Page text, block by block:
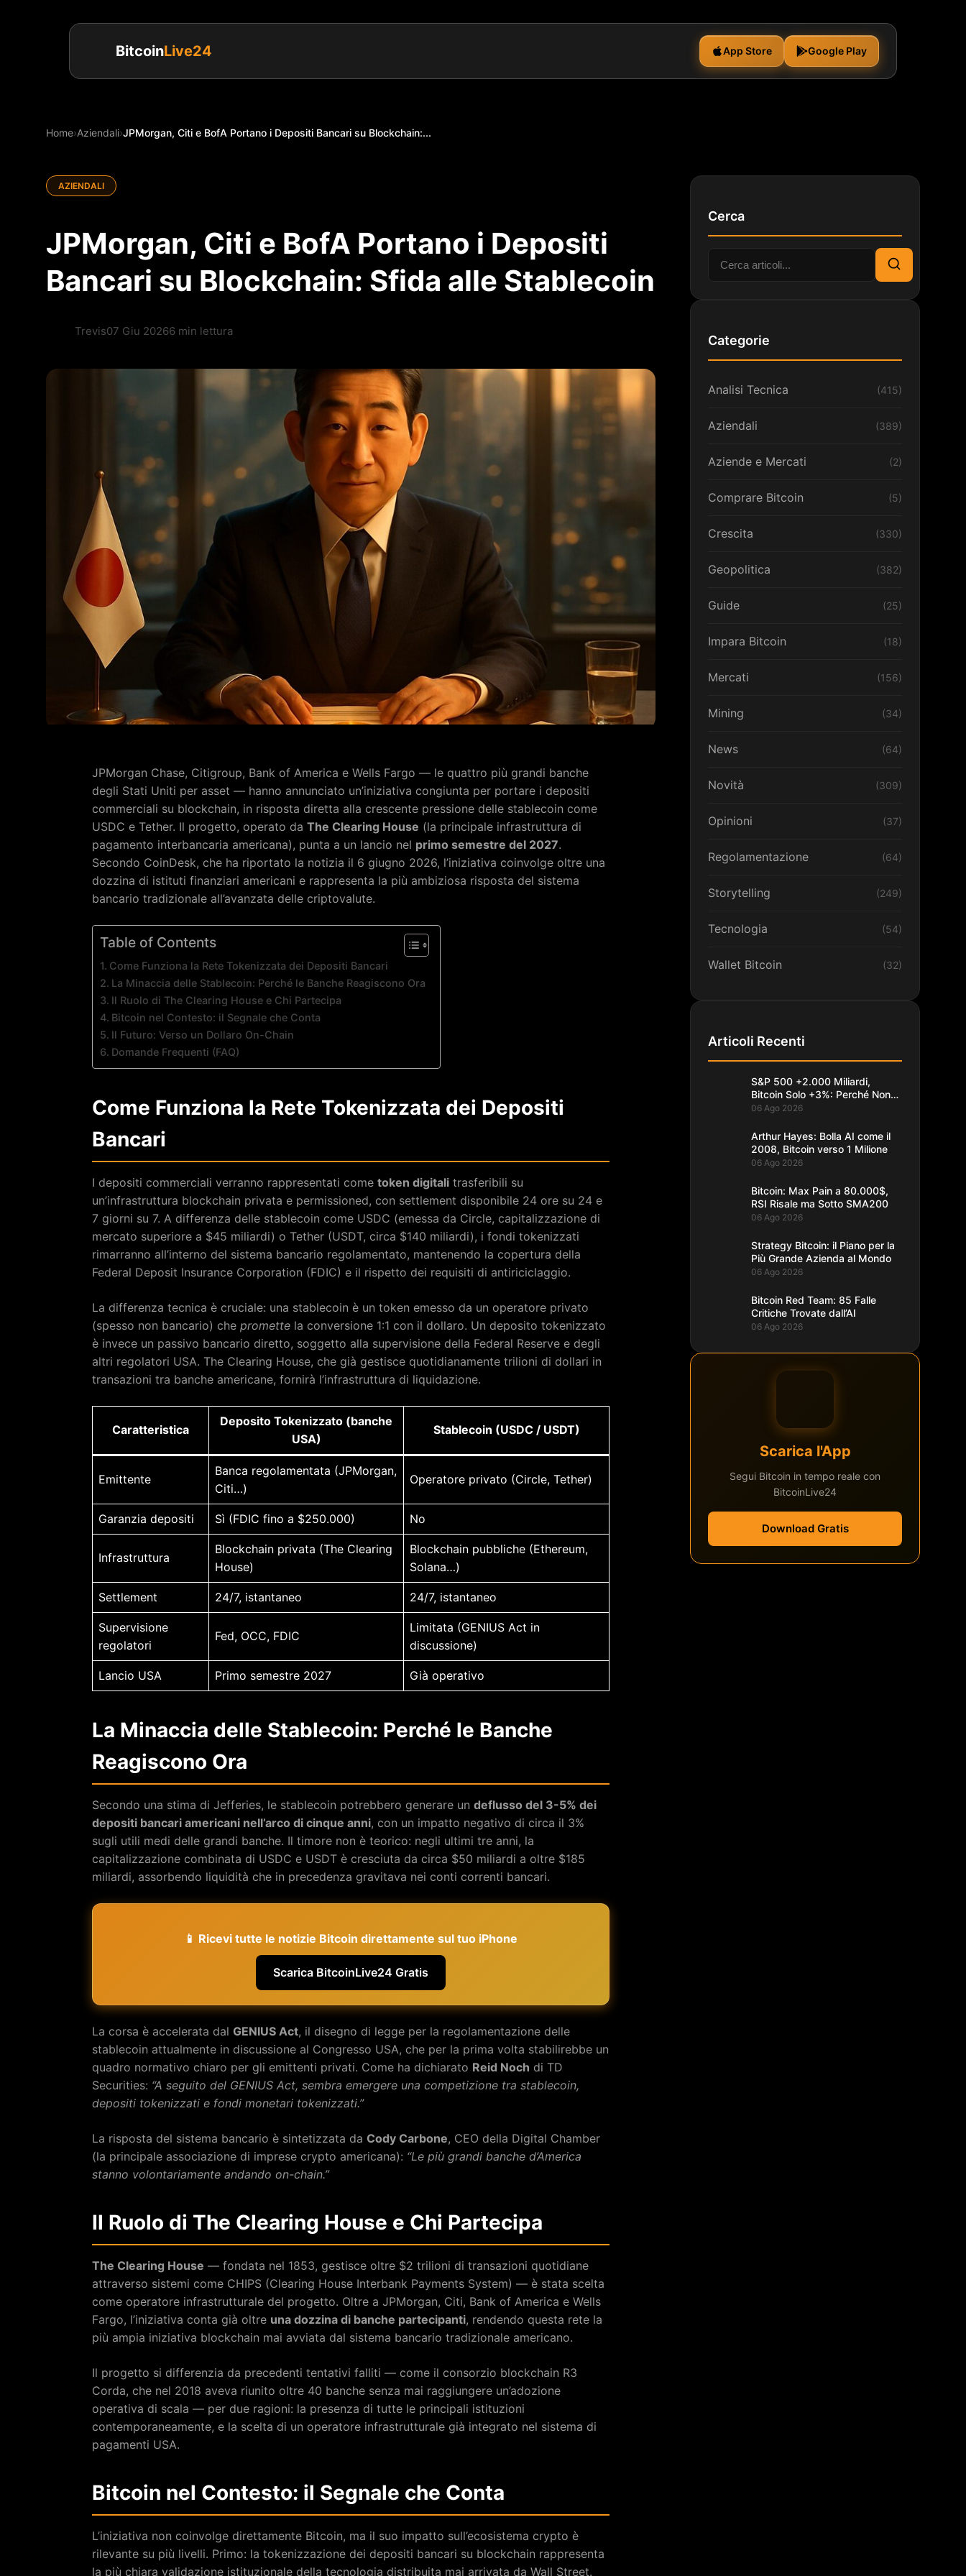
BitcoinLive24 App Store Google Play
Home›Aziendali›JPMorgan, Citi e BofA Portano i Depositi Bancari su Blockchain:...
AZIENDALI
JPMorgan, Citi e BofA Portano i Depositi
Bancari su Blockchain: Sfida alle Stablecoin
Trevis07 Giu 20266 min lettura
JPMorgan Chase, Citigroup, Bank of America e Wells Fargo — le quattro più grandi banche
degli Stati Uniti per asset — hanno annunciato un’iniziativa congiunta per portare i depositi
commerciali su blockchain, in risposta diretta alla crescente pressione delle stablecoin come
USDC e Tether. Il progetto, operato da The Clearing House (la principale infrastruttura di
pagamento interbancaria americana), punta a un lancio nel primo semestre del 2027.
Secondo CoinDesk, che ha riportato la notizia il 6 giugno 2026, l’iniziativa coinvolge oltre una
dozzina di istituti finanziari americani e rappresenta la più ambiziosa risposta del sistema
bancario tradizionale all’avanzata delle criptovalute.
Table of Contents
Come Funziona la Rete Tokenizzata dei Depositi Bancari
La Minaccia delle Stablecoin: Perché le Banche Reagiscono Ora
Il Ruolo di The Clearing House e Chi Partecipa
Bitcoin nel Contesto: il Segnale che Conta
Il Futuro: Verso un Dollaro On-Chain
Domande Frequenti (FAQ)
Come Funziona la Rete Tokenizzata dei Depositi
Bancari
I depositi commerciali verranno rappresentati come token digitali trasferibili su
un’infrastruttura blockchain privata e permissioned, con settlement disponibile 24 ore su 24 e
7 giorni su 7. A differenza delle stablecoin come USDC (emessa da Circle, capitalizzazione di
mercato superiore a $45 miliardi) o Tether (USDT, circa $140 miliardi), i fondi tokenizzati
rimarranno all’interno del sistema bancario regolamentato, mantenendo la copertura della
Federal Deposit Insurance Corporation (FDIC) e il rispetto dei requisiti di antiriciclaggio.
La differenza tecnica è cruciale: una stablecoin è un token emesso da un operatore privato
(spesso non bancario) che promette la conversione 1:1 con il dollaro. Un deposito tokenizzato
è invece un passivo bancario diretto, soggetto alla supervisione della Federal Reserve e degli
altri regolatori USA. The Clearing House, che già gestisce quotidianamente trilioni di dollari in
transazioni tra banche americane, fornirà l’infrastruttura di liquidazione.
Caratteristica
Deposito Tokenizzato (banche
USA)
Stablecoin (USDC / USDT)
Emittente
Banca regolamentata (JPMorgan,
Citi…)
Operatore privato (Circle, Tether)
Garanzia depositi Sì (FDIC fino a $250.000) No
Infrastruttura
Blockchain privata (The Clearing
House)
Blockchain pubbliche (Ethereum,
Solana…)
Settlement 24/7, istantaneo 24/7, istantaneo
Supervisione
regolatori
Fed, OCC, FDIC
Limitata (GENIUS Act in
discussione)
Lancio USA Primo semestre 2027 Già operativo
La Minaccia delle Stablecoin: Perché le Banche
Reagiscono Ora
Secondo una stima di Jefferies, le stablecoin potrebbero generare un deflusso del 3-5% dei
depositi bancari americani nell’arco di cinque anni, con un impatto negativo di circa il 3%
sugli utili medi delle grandi banche. Il timore non è teorico: negli ultimi tre anni, la
capitalizzazione combinata di USDC e USDT è cresciuta da circa $50 miliardi a oltre $185
miliardi, assorbendo liquidità che in precedenza gravitava nei conti correnti bancari.
📱 Ricevi tutte le notizie Bitcoin direttamente sul tuo iPhone
Scarica BitcoinLive24 Gratis
La corsa è accelerata dal GENIUS Act, il disegno di legge per la regolamentazione delle
stablecoin attualmente in discussione al Congresso USA, che per la prima volta stabilirebbe un
quadro normativo chiaro per gli emittenti privati. Come ha dichiarato Reid Noch di TD
Securities: “A seguito del GENIUS Act, sembra emergere una competizione tra stablecoin,
depositi tokenizzati e fondi monetari tokenizzati.”
La risposta del sistema bancario è sintetizzata da Cody Carbone, CEO della Digital Chamber
(la principale associazione di imprese crypto americana): “Le più grandi banche d’America
stanno volontariamente andando on-chain.”
Il Ruolo di The Clearing House e Chi Partecipa
The Clearing House — fondata nel 1853, gestisce oltre $2 trilioni di transazioni quotidiane
attraverso sistemi come CHIPS (Clearing House Interbank Payments System) — è stata scelta
come operatore infrastrutturale del progetto. Oltre a JPMorgan, Citi, Bank of America e Wells
Fargo, l’iniziativa conta già oltre una dozzina di banche partecipanti, rendendo questa rete la
più ampia iniziativa blockchain mai avviata dal sistema bancario tradizionale americano.
Il progetto si differenzia da precedenti tentativi falliti — come il consorzio blockchain R3
Corda, che nel 2018 aveva riunito oltre 40 banche senza mai raggiungere un’adozione
operativa di scala — per due ragioni: la presenza di tutte le principali istituzioni
contemporaneamente, e la scelta di un operatore infrastrutturale già integrato nel sistema di
pagamenti USA.
Bitcoin nel Contesto: il Segnale che Conta
L’iniziativa non coinvolge direttamente Bitcoin, ma il suo impatto sull’ecosistema crypto è
rilevante su più livelli. Primo: la tokenizzazione dei depositi bancari su blockchain rappresenta
la più chiara validazione istituzionale della tecnologia distribuita mai arrivata da Wall Street.
Cerca
Cerca:
Cerca
Categorie
Analisi Tecnica (415)
Aziendali (389)
Aziende e Mercati (2)
Comprare Bitcoin (5)
Crescita (330)
Geopolitica (382)
Guide (25)
Impara Bitcoin (18)
Mercati (156)
Mining (34)
News (64)
Novità (309)
Opinioni (37)
Regolamentazione (64)
Storytelling (249)
Tecnologia (54)
Wallet Bitcoin (32)
Articoli Recenti
S&P 500 +2.000 Miliardi,
Bitcoin Solo +3%: Perché Non
Segue
06 Ago 2026
Arthur Hayes: Bolla AI come il
2008, Bitcoin verso 1 Milione
06 Ago 2026
Bitcoin: Max Pain a 80.000$,
RSI Risale ma Sotto SMA200
06 Ago 2026
Strategy Bitcoin: il Piano per la
Più Grande Azienda al Mondo
06 Ago 2026
Bitcoin Red Team: 85 Falle
Critiche Trovate dall’AI
06 Ago 2026
Scarica l'App
Segui Bitcoin in tempo reale con
BitcoinLive24
Download Gratis